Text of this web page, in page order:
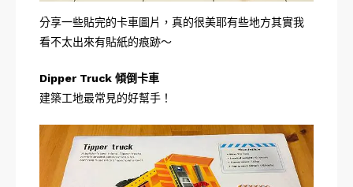
分享一些貼完的卡車圖片，真的很美耶有些地方其實我
看不太出來有貼紙的痕跡～
Dipper Truck 傾倒卡車
建築工地最常見的好幫手！